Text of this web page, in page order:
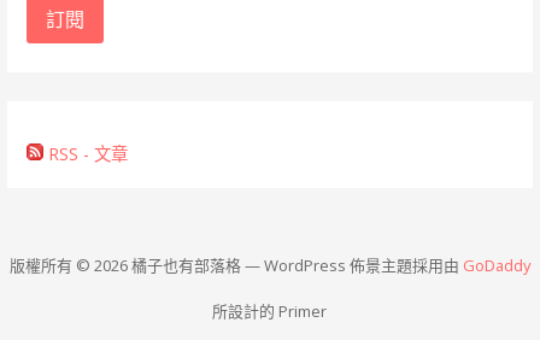
地
訂閱
RSS - 文章
版權所有 © 2026 橘子也有部落格 — WordPress 佈景主題採用由 GoDaddy
所設計的 Primer